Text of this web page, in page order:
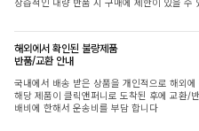
상습적인 대량 반품 시 구매에 제한이 있을 수
해외에서 확인된 불량제품
반품/교환 안내
국내에서 배송 받은 상품을 개인적으로 해외
해당 제품이 클릭앤퍼니로 도착된 후에 교환/
배비에 한해서 운송비를 부담 합니다